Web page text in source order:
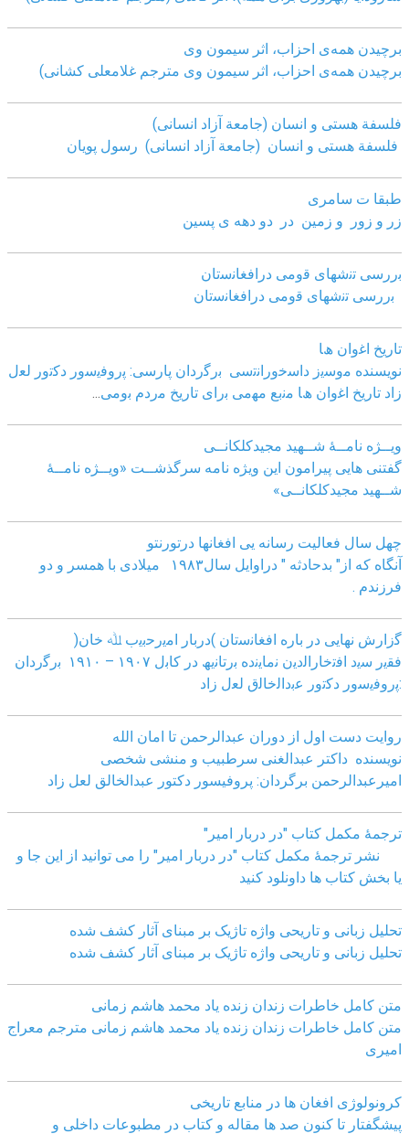
برچیدن همه‌ی احزاب، اثر سیمون وی
برچیدن همه‌ی احزاب، اثر سیمون وی مترجم غلامعلی کشانی)
فلسفة هستی و انسان (جامعة آزاد انسانی)
فلسفة هستی و انسان (جامعة آزاد انسانی) رسول پویان
طبقا ت سامری
زر و زور و زمین در دو دهه ی پسین
ﺑررﺳﯽ ﺗﻧﺷﮭﺎی ﻗوﻣﯽ دراﻓﻐﺎﻧﺳﺗﺎن
ﺑررﺳﯽ ﺗﻧﺷﮭﺎی ﻗوﻣﯽ دراﻓﻐﺎﻧﺳﺗﺎن
ﺗﺎرﯾﺦ اﻏوان ھﺎ
نویسنده ﻣوﺳﯾز داﺳﺧوراﻧﺗﺳﯽ ﺑرﮔردان ﭘﺎرﺳﯽ: ﭘروﻓﯾﺳور دﮐﺗور ﻟﻌل
زاد ﺗﺎرﯾﺦ اﻏوان ھﺎ ﻣﻧﺑﻊ ﻣﮭﻣﯽ ﺑرای ﺗﺎرﯾﺦ ﻣردم ﺑوﻣﯽ
ویــژه نامــۀ شــهید مجیدکلکانــی
گفتنی هایی پیرامون این ویژه نامه سرگذشــت «ویــژه نامــۀ
شــهید مجیدکلکانــی»
چهل سال فعالیت رسانه یی افغانها درتورنتو
آنگاه که از" بدحادثه " دراوایل سال۱۹۸۳ میلادی با همسر و دو
فرزندم .
ﮔزارش ﻧﮭﺎﯾﯽ در ﺑﺎره اﻓﻐﺎﻧﺳﺗﺎن )درﺑﺎر اﻣﯾرﺣﺑﯾب ﷲ ﺧﺎن(
ﻓﻘﯾر ﺳﯾد اﻓﺗﺧﺎراﻟدﯾن ﻧﻣﺎﯾﻧده ﺑرﺗﺎﻧﯾﮫ در ﮐﺎﺑل ١٩٠٧ – ١٩١٠ ﺑرﮔردان
:ﭘروﻓﯾﺳور دﮐﺗور ﻋﺑداﻟﺧﺎﻟق ﻟﻌل زاد
روایت دست اول از دوران عبدالرحمن تا امان الله
نویسنده داکتر عبدالغنی سرطبیب و منشی شخصی
امیرعبدالرحمن برگردان: پروفیسور دکتور عبدالخالق لعل زاد
ترجمۀ مکمل کتاب "در دربار امیر"
نشر ترجمۀ مکمل کتاب "در دربار امیر" را می توانید از این جا و
یا بخش کتاب ها داونلود کنید
تحلیل زبانی و تاریحی واژه تاژیک بر مبنای آثار کشف شده
تحلیل زبانی و تاریحی واژه تاژیک بر مبنای آثار کشف شده
متن کامل خاطرات زندان زنده یاد محمد هاشم زمانی
متن کامل خاطرات زندان زنده یاد محمد هاشم زمانی مترجم معراج
امیری
کرونولوژی افغان ھا در منابع تاریخی
پیشگفتار تا کنون صد ھا مقاله و کتاب در مطبوعات داخلی و